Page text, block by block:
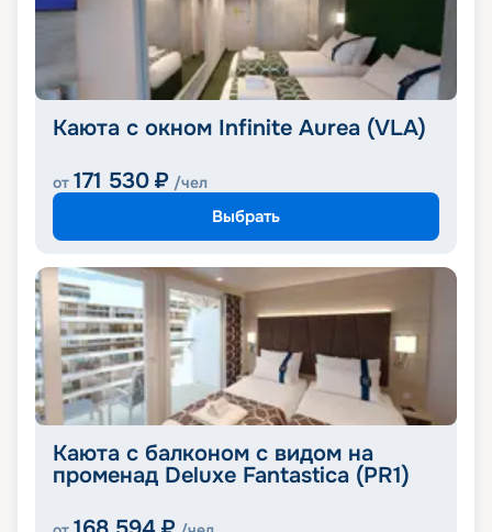
Каюта с окном Infinite Aurea (VLA)
от 171 530 ₽ /чел
Выбрать
Каюта с балконом с видом на
променад Deluxe Fantastica (PR1)